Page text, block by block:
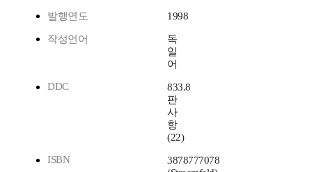
발행연도 1998
작성언어
독
일
어
DDC
833.8
판
사
항
(22)
ISBN
3878777078